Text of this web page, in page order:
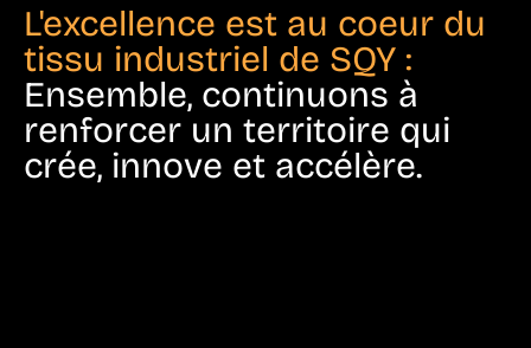
L'excellence est au coeur du
tissu industriel de SQY :
Ensemble, continuons à
renforcer un territoire qui
crée, innove et accélère.